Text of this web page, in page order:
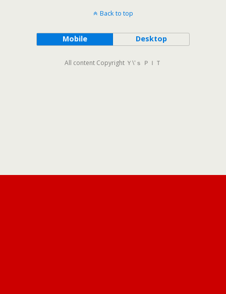
Back to top
Mobile Desktop
All content Copyright Ｙ\'ｓ ＰＩＴ